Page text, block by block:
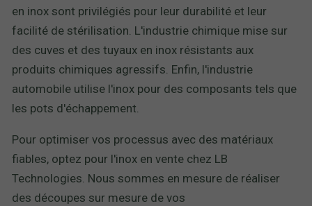
en inox sont privilégiés pour leur durabilité et leur
facilité de stérilisation. L'industrie chimique mise sur
des cuves et des tuyaux en inox résistants aux
produits chimiques agressifs. Enfin, l'industrie
automobile utilise l'inox pour des composants tels que
les pots d'échappement.
Pour optimiser vos processus avec des matériaux
fiables, optez pour l'inox en vente chez LB
Technologies. Nous sommes en mesure de réaliser
des découpes sur mesure de vos